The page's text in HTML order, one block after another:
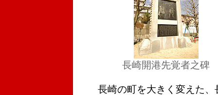
長崎開港先覚者之碑
長崎の町を大きく変えた、